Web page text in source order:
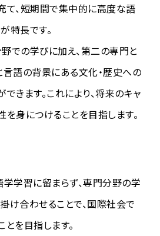
て、短期間で集中的に高度な語
特長です。
での学びに加え、第二の専門と
言語の背景にある文化・歴史への
きます。これにより、将来のキャ
を身につけることを目指します。
学学習に留まらず、専門分野の学
け合わせることで、国際社会で
を目指します。